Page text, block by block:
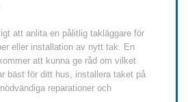
att anlita en pålitlig takläggare för
eller installation av nytt tak. En
att kunna ge råd om vilket
bäst för ditt hus, installera taket på
reparationer och